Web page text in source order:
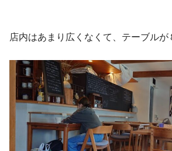
店内はあまり広くなくて、テーブルが